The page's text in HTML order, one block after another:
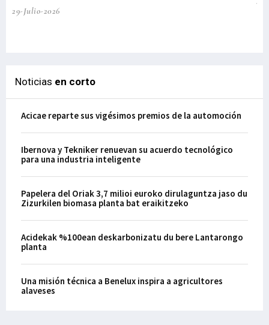
29-Julio-2026
Noticias en corto
Acicae reparte sus vigésimos premios de la automoción
Ibernova y Tekniker renuevan su acuerdo tecnológico
para una industria inteligente
Papelera del Oriak 3,7 milioi euroko dirulaguntza jaso du
Zizurkilen biomasa planta bat eraikitzeko
Acidekak %100ean deskarbonizatu du bere Lantarongo
planta
Una misión técnica a Benelux inspira a agricultores
alaveses